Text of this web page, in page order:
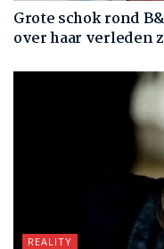
Grote schok rond
over haar verleden
REALITY